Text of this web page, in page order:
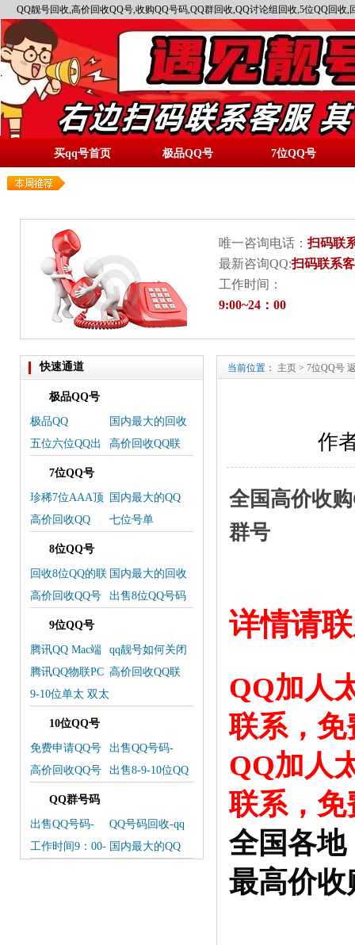
QQ靓号回收,高价回收QQ号,收购QQ号码,QQ群回收,QQ讨论组回收,5位QQ回
买qq号首页 极品QQ号 7位QQ号
唯一咨询电话：扫码联
最新咨询QQ:扫码联系
工作时间：
9:00~24：00
快速通道
极品QQ号
极品QQ
国内最大的回收
QQ-交易平台
五位六位QQ出
售号单
高价回收QQ联
系微信
7位QQ号
珍稀7位AAA顶
级QQ靓号上线
国内最大的QQ
交易平台
高价回收QQ 七位号单
8位QQ号
回收8位QQ的联
系方式
国内最大的回收
QQ，卖QQ交易
平台
高价回收QQ号
码
出售8位QQ号码
欢迎选购
9位QQ号
腾讯QQ Mac端
更新
qq靓号如何关闭
靓号
腾讯QQ物联PC
端服务将下架
高价回收QQ联
9-10位单太 双太
三太 皇冠
10位QQ号
免费申请QQ号
常见问题解答
出售QQ号码-
QQ号码买卖
高价回收QQ号
码联系微信
出售8-9-10位QQ
号码 联系我们
QQ群号码
出售QQ号码-
QQ号码交易平
台
QQ号码回收-qq
回收
工作时间9：00-
24：00
国内最大的QQ
号码交易平台
当前位置： 主页 > 7位QQ号
作
全国高价收
群号
详情请
QQ加人
联系，免
QQ加人
联系，免
全国各地
最高价收